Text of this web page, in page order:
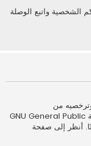
الشخصية واتبع الوصلة
من
. هذا المنتج متاح تحت الرخصة العامة GNU General Public